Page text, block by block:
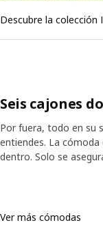
Descubre la colección
Seis cajones
Por fuera, todo en su
entiendes. La cómoda
dentro. Solo se
Ver más cómodas